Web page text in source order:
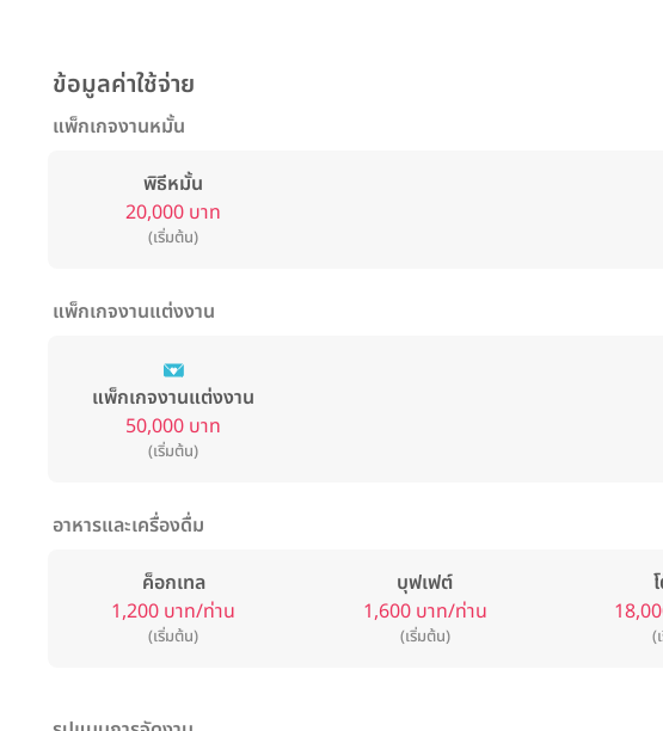
ข้อมูลค่าใช้จ่าย
แพ็กเกจงานหมั้น
พิธีหมั้น
20,000 บาท
(เริ่มต้น)
แพ็กเกจงานแต่งงาน
แพ็กเกจงานแต่งงาน
50,000 บาท
(เริ่มต้น)
อาหารและเครื่องดื่ม
ค็อกเทล
1,200 บาท/ท่าน
(เริ่มต้น)
บุฟเฟต์
1,600 บาท/ท่าน
(เริ่มต้น) (